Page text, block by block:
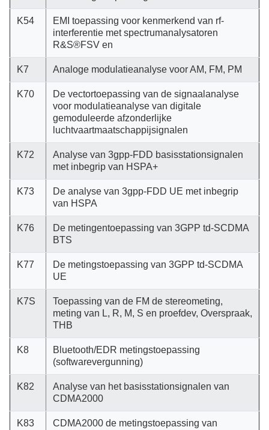
K54
EMI toepassing voor kenmerkend van rf-
interferentie met spectrumanalysatoren
R&S®FSV en
K7 Analoge modulatieanalyse voor AM, FM, PM
K70
De vectortoepassing van de signaalanalyse
voor modulatieanalyse van digitale
gemoduleerde afzonderlijke
luchtvaartmaatschappijsignalen
K72
Analyse van 3gpp-FDD basisstationsignalen
met inbegrip van HSPA+
K73
De analyse van 3gpp-FDD UE met inbegrip
van HSPA
K76
De metingentoepassing van 3GPP td-SCDMA
BTS
K77
De metingstoepassing van 3GPP td-SCDMA
UE
K7S
Toepassing van de FM de stereometing,
meting van L, R, M, S en proefdev, Overspraak,
THB
K8
Bluetooth/EDR metingstoepassing
(softwarevergunning)
K82
Analyse van het basisstationsignalen van
CDMA2000
K83
CDMA2000 de metingstoepassing van